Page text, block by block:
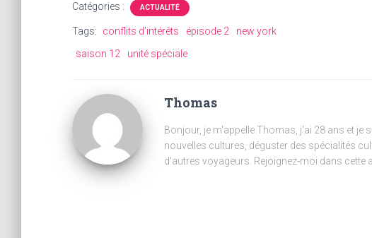
Catégories : ACTUALITÉ
Tags: conflits d'intérêts épisode 2
new york
saison 12
unité spéciale
Thomas
Bonjour, je m'appelle Thomas, j'ai 28 ans et
nouvelles cultures, déguster des spécialités
d'autres voyageurs. Rejoignez-moi dans cette